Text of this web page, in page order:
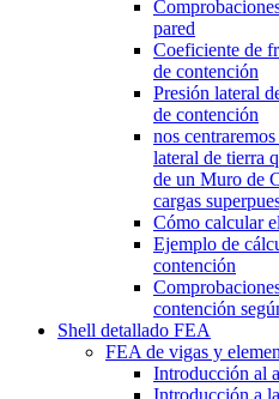
pared
Coeficiente de
de contención
Presión lateral
de contención
nos
lateral de tierra
de un Muro de
cargas
Cómo calcular
Ejemplo de
contención
contención
Shell detallado FEA
FEA de vigas y
Introducción al